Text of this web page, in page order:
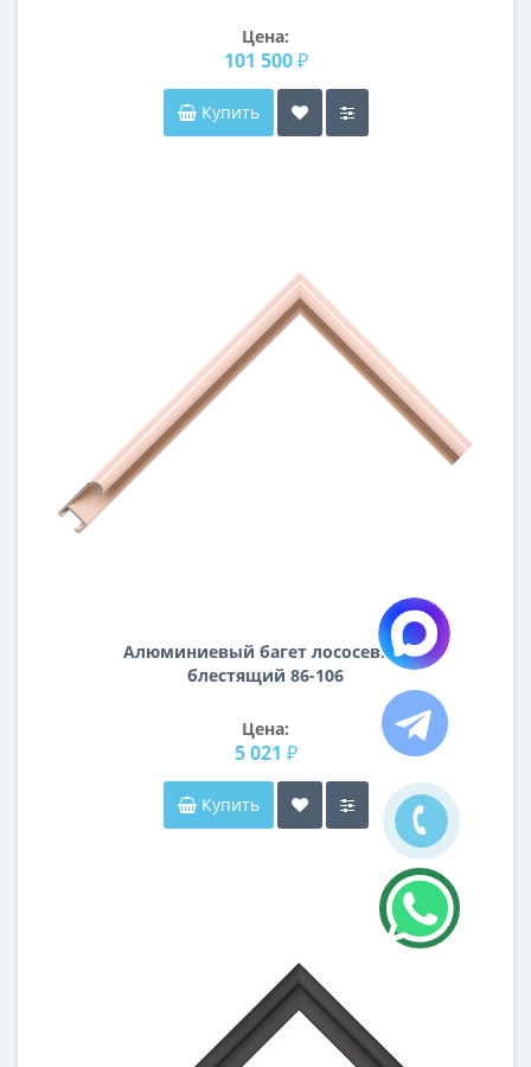
Цена:
101 500 ₽
Купить
Алюминиевый багет лососевый
блестящий 86-106
Цена:
5 021 ₽
Купить